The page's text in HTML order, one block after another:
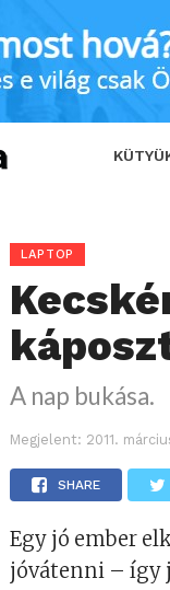
a káposztát
LAPTOP
A nap bukása.
Megjelent: 2011.
SHARE
Egy jó ember
jóvátenni – így